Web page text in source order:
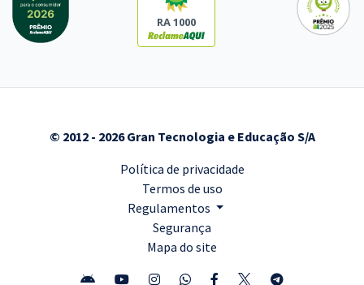
RA 1000
© 2012 - 2026 Gran Tecnologia e Educação S/A
Política de privacidade
Termos de uso
Regulamentos
Segurança
Mapa do site